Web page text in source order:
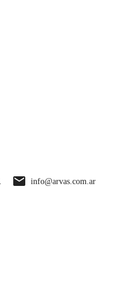
info@arvas.com.ar